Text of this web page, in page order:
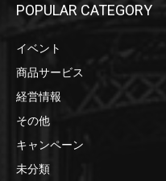
POPULAR CATEGORY
イベント
商品サービス
経営情報
その他
キャンペーン
未分類